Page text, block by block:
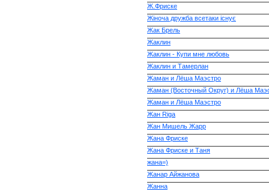
Ж.Фриске
Жіноча дружба всетаки існує
Жак Брель
Жаклин
Жаклин - Купи мне любовь
Жаклин и Тамерлан
Жаман и Лёша Маэстро
Жаман (Восточный Округ) и Лёша
Жаман и Лёша Маэстро
Жан Riga
Жан Мишель Жарр
Жана Фриске
Жана Фриске и Таня
жана=)
Жанар Айжанова
Жанна